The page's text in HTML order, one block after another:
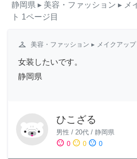
静岡県 ▸ 美容・ファッション ▸ メ
ト 1ページ目
checkroom 美容・ファッション ▸ メイクアップ
女装したいです。
静岡県
ひこざる
男性 / 20代 / 静岡県
sentiment_satisfied 0 sentiment_neutral 0 sentiment_dissatisfied 0